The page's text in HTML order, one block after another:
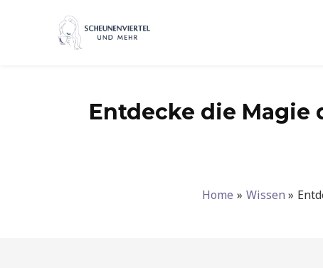
Entdecke die Magie
Home
Wissen